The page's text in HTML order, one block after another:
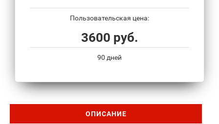
Пользовательская цена:
3600 руб.
90 дней
ОПИСАНИЕ